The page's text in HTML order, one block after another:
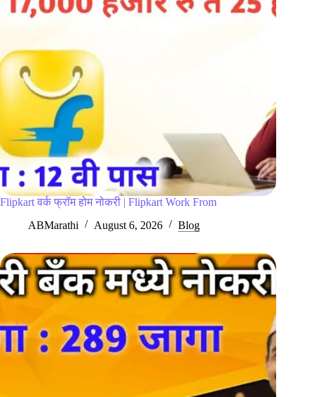
Flipkart वर्क फ्रॉम होम नोकरी | Flipkart Work From
ABMarathi
August 6, 2026 Blog